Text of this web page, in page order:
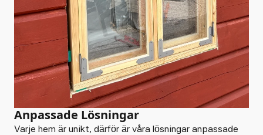
Anpassade Lösningar
Varje hem är unikt, därför är våra lösningar anpassade